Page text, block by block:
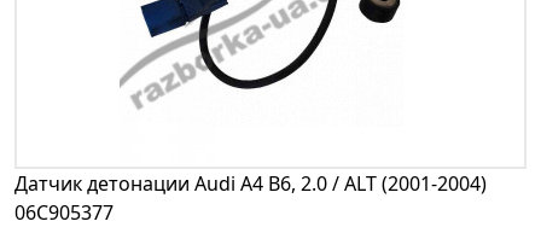
Датчик детонации Audi A4 B6, 2.0 / ALT (2001-2004)
06C905377